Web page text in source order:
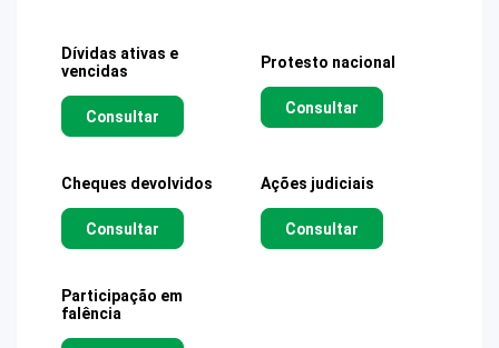
Dívidas ativas e
vencidas
Consultar
Protesto nacional
Consultar
Cheques devolvidos
Consultar
Ações judiciais
Consultar
Participação em
falência